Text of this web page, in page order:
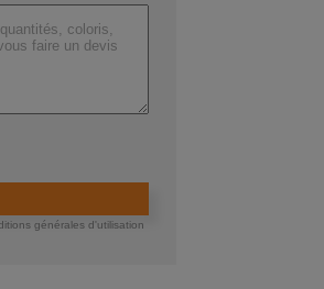
générales d'utilisation